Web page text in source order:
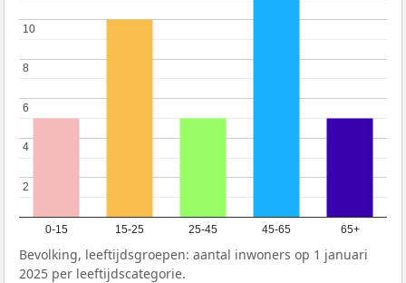
0-15 15-25 25-45 45-65 65+
2
2
4
4
6
6
8
8
10
10
Bevolking, leeftijdsgroepen: aantal inwoners op 1 januari
2025 per leeftijdscategorie.